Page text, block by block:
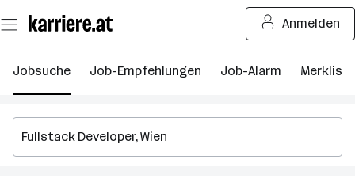
Seiteninhalt
springen
Anmelden
Jobsuche Job-Empfehlungen Job-Alarm Merkliste